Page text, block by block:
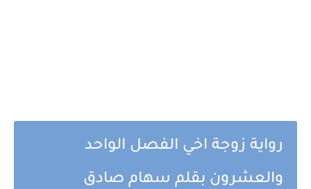
رواية زوجة اخي الفصل الواحد
والعشرون بقلم سهام صادق